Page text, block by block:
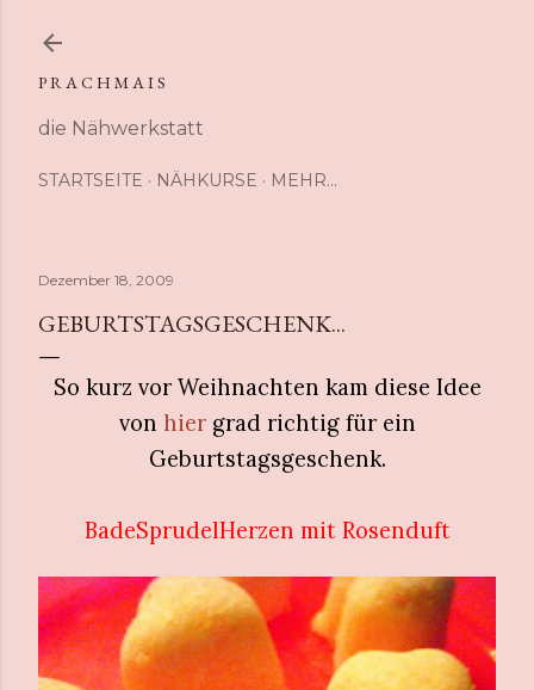
P R A C H M A I S
die Nähwerkstatt
STARTSEITE NÄHKURSE MEHR…
Dezember 18, 2009
GEBURTSTAGSGESCHENK...
So kurz vor Weihnachten kam diese Idee
von hiergrad richtig für ein
Geburtstagsgeschenk.
BadeSprudelHerzen mit Rosenduft